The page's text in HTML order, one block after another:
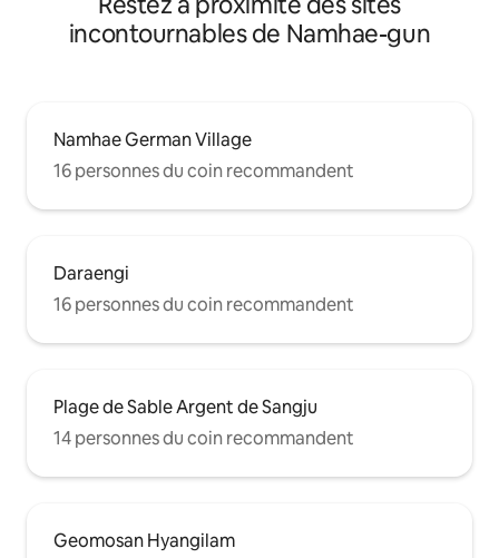
cheveux, peigne à cheveux Projecteur
de faisceau de vélo, console de jeu
forêt, les jeux
également de
incontournables de Namhae-gun
Namhae German Village
16 personnes du coin recommandent
Daraengi
16 personnes du coin recommandent
Plage de Sable Argent de Sangju
14 personnes du coin recommandent
Geomosan Hyangilam